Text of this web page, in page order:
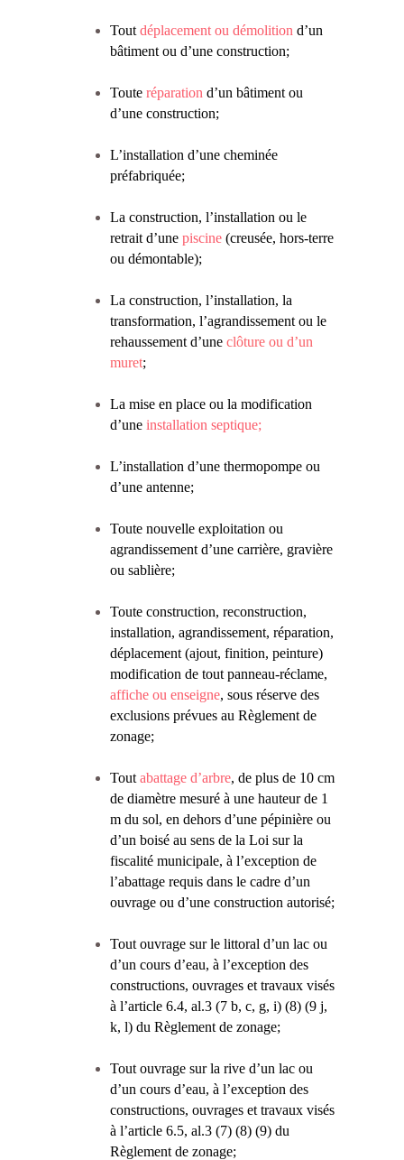
Tout déplacement ou démolition d’un
bâtiment ou d’une construction;
Toute réparation d’un bâtiment ou
d’une construction;
L’installation d’une cheminée
préfabriquée;
La construction, l’installation ou le
retrait d’une piscine (creusée, hors-terre
ou démontable);
La construction, l’installation, la
transformation, l’agrandissement ou le
rehaussement d’une clôture ou d’un
muret;
La mise en place ou la modification
d’une installation septique;
L’installation d’une thermopompe ou
d’une antenne;
Toute nouvelle exploitation ou
agrandissement d’une carrière, gravière
ou sablière;
Toute construction, reconstruction,
installation, agrandissement, réparation,
déplacement (ajout, finition, peinture)
modification de tout panneau-réclame,
affiche ou enseigne, sous réserve des
exclusions prévues au Règlement de
zonage;
Tout abattage d’arbre, de plus de 10 cm
de diamètre mesuré à une hauteur de 1
m du sol, en dehors d’une pépinière ou
d’un boisé au sens de la Loi sur la
fiscalité municipale, à l’exception de
l’abattage requis dans le cadre d’un
ouvrage ou d’une construction autorisé;
Tout ouvrage sur le littoral d’un lac ou
d’un cours d’eau, à l’exception des
constructions, ouvrages et travaux visés
à l’article 6.4, al.3 (7 b, c, g, i) (8) (9 j,
k, l) du Règlement de zonage;
Tout ouvrage sur la rive d’un lac ou
d’un cours d’eau, à l’exception des
constructions, ouvrages et travaux visés
à l’article 6.5, al.3 (7) (8) (9) du
Règlement de zonage;